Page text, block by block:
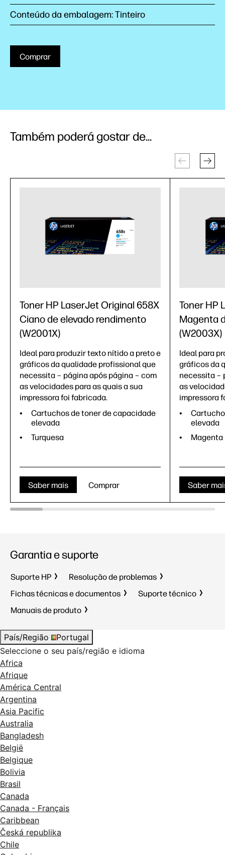
Conteúdo da embalagem: Tinteiro
Comprar
Também poderá gostar de...
Toner HP LaserJet Original 658X
Ciano de elevado rendimento
(W2001X)
Ideal para produzir texto nítido a preto e
gráficos da qualidade profissional que
necessita – página após página – com
as velocidades para as quais a sua
impressora foi fabricada.
Cartuchos de toner de capacidade
elevada
Turquesa
Saber mais Comprar
Toner HP
Magenta
(W2003X)
Ideal para
gráficos da
necessita –
as
impressora
elevada
Magenta
Saber
Garantia e suporte
Suporte HP
Resolução de problemas
Fichas técnicas e documentos
Suporte técnico
Manuais de produto
País/Região
Portugal
Seleccione o seu país/região e idioma
Africa
Afrique
América Central
Argentina
Asia Pacific
Australia
Bangladesh
België
Belgique
Bolivia
Brasil
Canada
Canada - Français
Caribbean
Česká republika
Chile